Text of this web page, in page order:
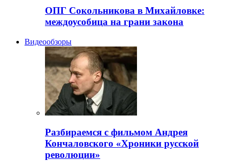
ОПГ Сокольникова в Михайловке:
междоусобица на грани закона
Видеообзоры
Разбираемся с фильмом Андрея
Кончаловского «Хроники русской
революции»